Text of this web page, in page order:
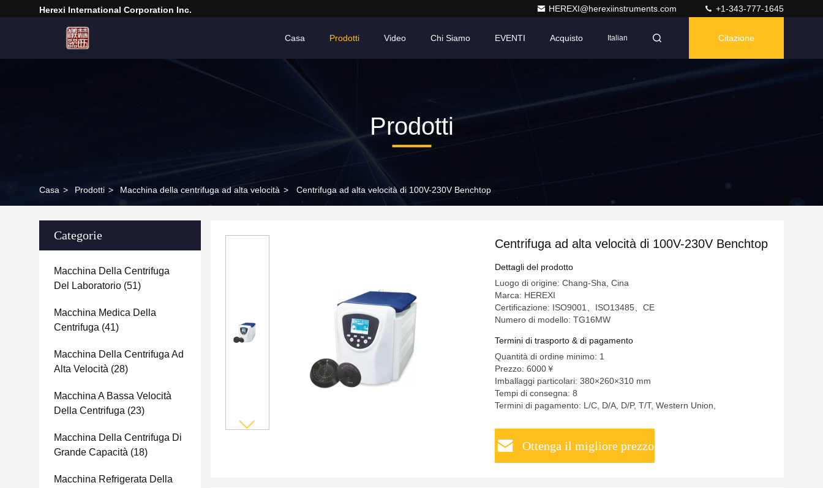
Herexi International Corporation Inc. HEREXI@herexiinstruments.com +1-343-777-1645
Casa Prodotti Video Chi Siamo EVENTI Acquisto Italian Citazione
Prodotti
Casa > Prodotti > Macchina della centrifuga ad alta velocità > Centrifuga ad alta velocità di 100V-230V Benchtop
Categorie
Macchina Della Centrifuga
Del Laboratorio (51)
Macchina Medica Della
Centrifuga (41)
Macchina Della Centrifuga Ad
Alta Velocità (28)
Macchina A Bassa Velocità
Della Centrifuga (23)
Macchina Della Centrifuga Di
Grande Capacità (18)
Macchina Refrigerata Della
Centrifuga ad alta velocità di 100V-230V Benchtop
Dettagli del prodotto
Luogo di origine: Chang-Sha, Cina
Marca: HEREXI
Certificazione: ISO9001、ISO13485、CE
Numero di modello: TG16MW
Termini di trasporto & di pagamento
Quantità di ordine minimo: 1
Prezzo: 6000￥
Imballaggi particolari: 380×260×310 mm
Tempi di consegna: 8
Termini di pagamento: L/C, D/A, D/P, T/T, Western Union,
Ottenga il migliore prezzo